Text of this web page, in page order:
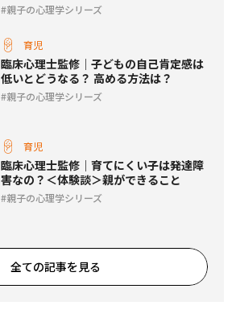
親子の心理学シリーズ
育児
臨床心理士監修｜子どもの自己肯定感は
低いとどうなる？ 高める方法は？
親子の心理学シリーズ
育児
臨床心理士監修｜育てにくい子は発達障
害なの？＜体験談＞親ができること
親子の心理学シリーズ
全ての記事を見る